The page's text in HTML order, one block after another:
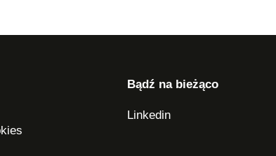
Bądź na bieżąco
Linkedin